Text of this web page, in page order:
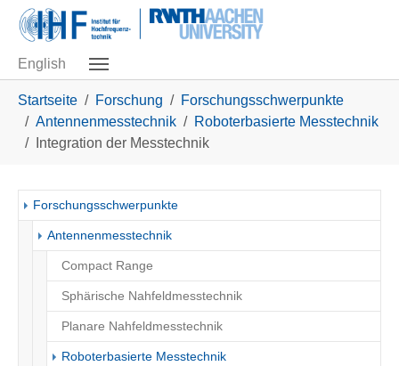
Skip to main navigation
Zum Hauptinhalt springen
Skip to page footer
English
Startseite Forschung
Forschungsschwerpunkte
Antennenmesstechnik
Roboterbasierte Messtechnik
Integration der Messtechnik
Forschungsschwerpunkte
Antennenmesstechnik
Compact Range
Sphärische Nahfeldmesstechnik
Planare Nahfeldmesstechnik
Roboterbasierte Messtechnik